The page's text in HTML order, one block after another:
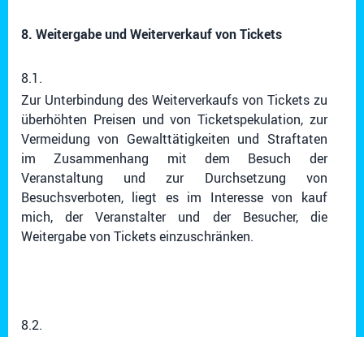
8. Weitergabe und Weiterverkauf von Tickets
8.1.
Zur Unterbindung des Weiterverkaufs von Tickets zu
überhöhten Preisen und von Ticketspekulation, zur
Vermeidung von Gewalttätigkeiten und Straftaten
im Zusammenhang mit dem Besuch der
Veranstaltung und zur Durchsetzung von
Besuchsverboten, liegt es im Interesse von kauf
mich, der Veranstalter und der Besucher, die
Weitergabe von Tickets einzuschränken.
8.2.